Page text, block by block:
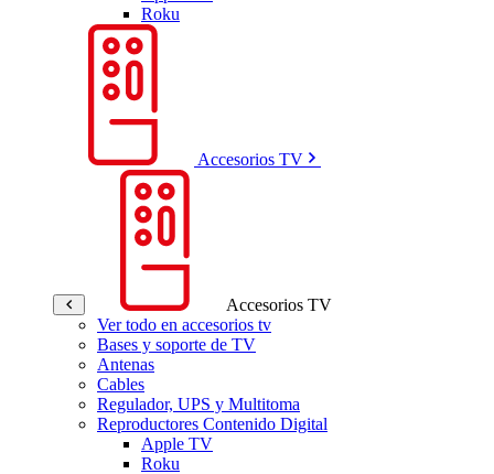
Roku
Accesorios TV
Accesorios TV
Ver todo en accesorios tv
Bases y soporte de TV
Antenas
Cables
Regulador, UPS y Multitoma
Reproductores Contenido Digital
Apple TV
Roku